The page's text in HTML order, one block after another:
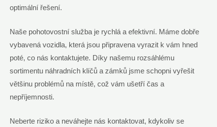
optimální řešení.
Naše pohotovostní služba je rychlá a efektivní. Máme dobře
vybavená vozidla, která jsou připravena vyrazit k vám hned
poté, co nás kontaktujete. Díky našemu rozsáhlému
sortimentu náhradních klíčů a zámků jsme schopni vyřešit
většinu problémů na místě, což vám ušetří čas a
nepříjemnosti.
Neberte riziko a neváhejte nás kontaktovat, kdykoliv se